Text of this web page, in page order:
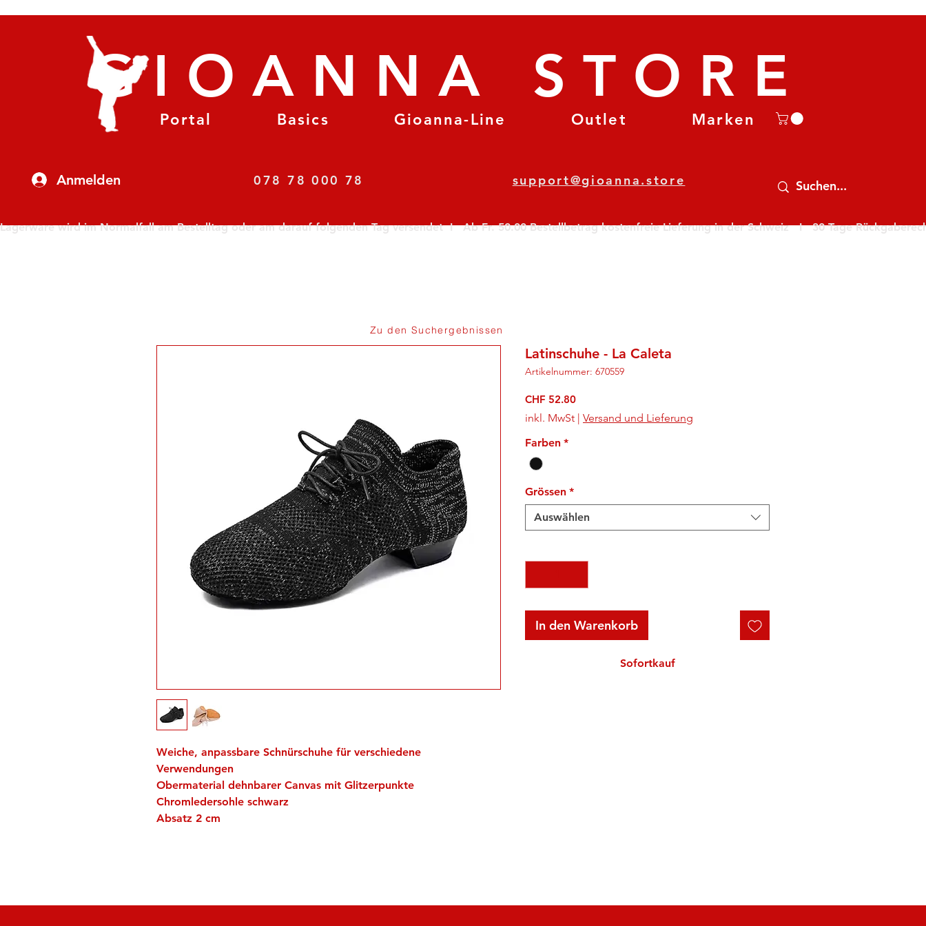
Anmelden
Portal Basics Gioanna-Line Outlet Marken
GIOANNA STORE
078 78 000 78 support@gioanna.store
Lagerware wird im Normalfall am Bestelltag oder am darauf folgenden Tag versendet  I   Ab Fr. 50.00 Bestellbetrag kostenfreie Lieferung in der Schweiz   I   30 Tage
Weiche, anpassbare Schnürschuhe für verschiedene
Verwendungen
Obermaterial dehnbarer Canvas mit Glitzerpunkte
Chromledersohle schwarz
Absatz 2 cm
Latinschuhe - La Caleta
Artikelnummer: 670559
CHF 52.80Preis
inkl. MwSt | Versand und Lieferung
Farben *
Grössen *
Auswählen
In den Warenkorb
Sofortkauf
Zu den Suchergebnissen